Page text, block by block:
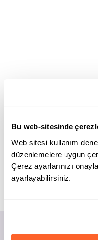
Bu web-sitesinde
Web sitesi kullanım
düzenlemelere uygun
Çerez ayarlarınızı
ayarlayabilirsiniz.